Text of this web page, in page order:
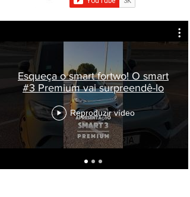
Esqueça o smart fortwo! O smart
#3 Premium vai surpreendê-lo
Reproduzir vídeo